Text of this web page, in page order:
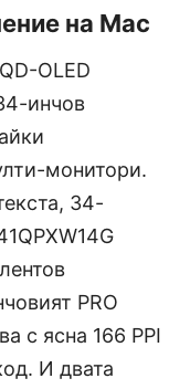
на Mac
OLED
инчов
монитори.
34-
PRO
с ясна 166 PPI
И двата